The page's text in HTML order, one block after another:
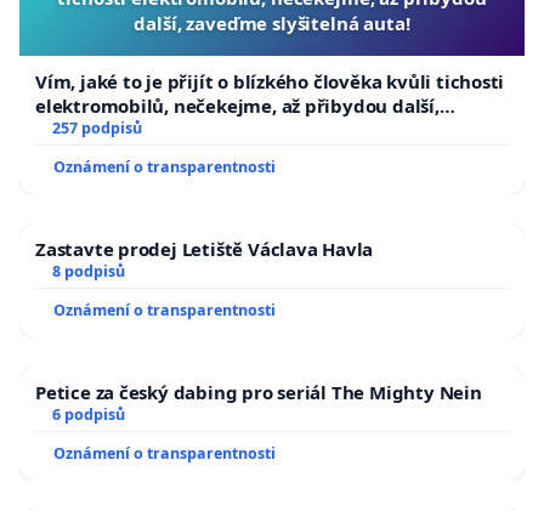
další, zaveďme slyšitelná auta!
Vím, jaké to je přijít o blízkého člověka kvůli tichosti
elektromobilů, nečekejme, až přibydou další,
zaveďme slyšitelná auta!
257 podpisů
Oznámení o transparentnosti
Zastavte prodej Letiště Václava Havla
8 podpisů
Oznámení o transparentnosti
Petice za český dabing pro seriál The Mighty Nein
6 podpisů
Oznámení o transparentnosti